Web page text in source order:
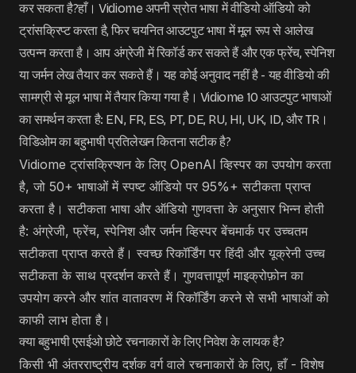
कर सकता है?हाँ। Vidiome अपनी स्रोत भाषा में वीडियो ऑडियो को
ट्रांसक्रिप्ट करता है, फिर चयनित आउटपुट भाषा में मूल रूप से आलेख
उत्पन्न करता है। आप अंग्रेजी में रिकॉर्ड कर सकते हैं और एक फ्रेंच, स्पेनिश
या जर्मन लेख तैयार कर सकते हैं। यह कोई अनुवाद नहीं है - यह वीडियो की
सामग्री से मूल भाषा में तैयार किया गया है। Vidiome 10 आउटपुट भाषाओं
का समर्थन करता है: EN, FR, ES, PT, DE, RU, HI, UK, ID, और TR।
विडिओम का बहुभाषी प्रतिलेखन कितना सटीक है?
Vidiome ट्रांसक्रिप्शन के लिए OpenAI व्हिस्पर का उपयोग करता
है, जो 50+ भाषाओं में स्पष्ट ऑडियो पर 95%+ सटीकता प्राप्त
करता है। सटीकता भाषा और ऑडियो गुणवत्ता के अनुसार भिन्न होती
है: अंग्रेजी, फ्रेंच, स्पेनिश और जर्मन व्हिस्पर बेंचमार्क पर उच्चतम
सटीकता प्राप्त करते हैं। स्वच्छ रिकॉर्डिंग पर हिंदी और यूक्रेनी उच्च
सटीकता के साथ प्रदर्शन करते हैं। गुणवत्तापूर्ण माइक्रोफ़ोन का
उपयोग करने और शांत वातावरण में रिकॉर्डिंग करने से सभी भाषाओं को
काफी लाभ होता है।
क्या बहुभाषी एसईओ छोटे रचनाकारों के लिए निवेश के लायक है?
किसी भी अंतरराष्ट्रीय दर्शक वर्ग वाले रचनाकारों के लिए, हाँ - विशेष